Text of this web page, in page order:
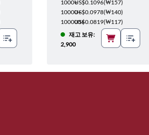
1000+US$0.1096(₩157)
10000+US$0.0978(₩140)
100000+US$0.0819(₩117)
재고 보유:
2,900